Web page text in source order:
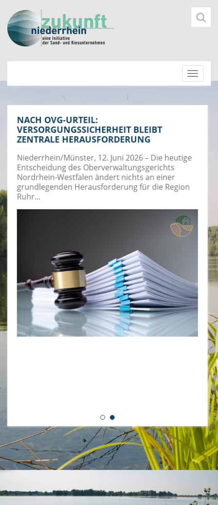
Toggle
NACH OVG-URTEIL:
VERSORGUNGSSICHERHEIT BLEIBT
ZENTRALE HERAUSFORDERUNG
Niederrhein/Münster, 12. Juni 2026 – Die heutige
Entscheidung des Oberverwaltungsgerichts
Nordrhein-Westfalen ändert nichts an einer
grundlegenden Herausforderung für die Region
Ruhr...